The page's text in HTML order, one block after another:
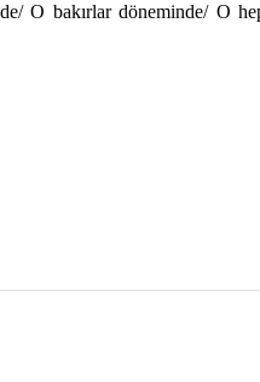
O bakırlar döneminde/ O